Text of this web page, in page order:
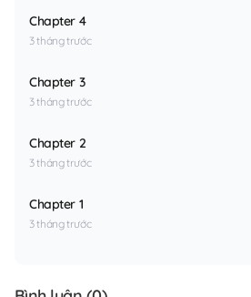
Chapter 4
3 tháng trước
Chapter 3
3 tháng trước
Chapter 2
3 tháng trước
Chapter 1
3 tháng trước